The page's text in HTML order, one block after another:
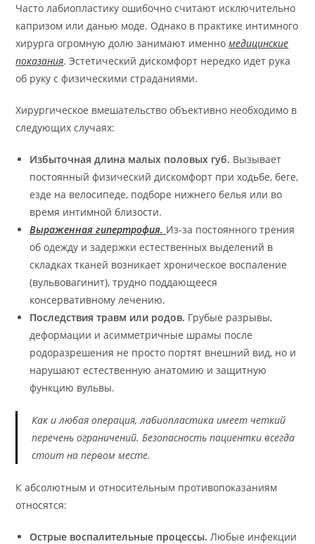
Часто лабиопластику ошибочно считают исключительно
капризом или данью моде. Однако в практике интимного
хирурга огромную долю занимают именномедицинские
показания. Эстетический дискомфорт нередко идет рука
об руку с физическими страданиями.
Хирургическое вмешательство объективно необходимо в
следующих случаях:
Избыточная длина малых половых губ. Вызывает
постоянный физический дискомфорт при ходьбе, беге,
езде на велосипеде, подборе нижнего белья или во
время интимной близости.
Выраженная гипертрофия. Из-за постоянного трения
об одежду и задержки естественных выделений в
складках тканей возникает хроническое воспаление
(вульвовагинит), трудно поддающееся
консервативному лечению.
Последствия травм или родов. Грубые разрывы,
деформации и асимметричные шрамы после
родоразрешения не просто портят внешний вид, но и
нарушают естественную анатомию и защитную
функцию вульвы.
Как и любая операция, лабиопластика имеет четкий
перечень ограничений. Безопасность пациентки всегда
стоит на первом месте.
К абсолютным и относительным противопоказаниям
относятся:
Острые воспалительные процессы. Любые инфекции